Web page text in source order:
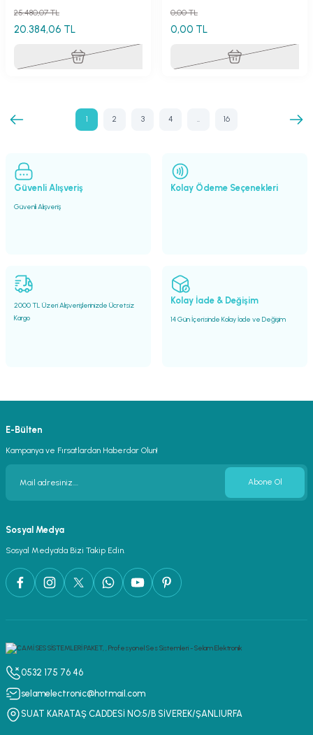
20.384,06 TL
25.480,07 TL
0,00 TL
0,00 TL
1 2 3 4 .. 16
Güvenli Alışveriş
Güvenli Alışveriş
Kolay Ödeme Seçenekleri
2000 TL Üzeri Alışverişlerinizde Ücretsiz
Kargo
Kolay İade & Değişim
14 Gün İçerisinde Kolay İade ve Değişim
E-Bülten
Kampanya ve Fırsatlardan Haberdar Olun!
Abone Ol
Sosyal Medya
Sosyal Medya’da Bizi Takip Edin.
0532 175 76 46
selamelectronic@hotmail.com
SUAT KARATAŞ CADDESİ NO:5/B SİVEREK/ŞANLIURFA